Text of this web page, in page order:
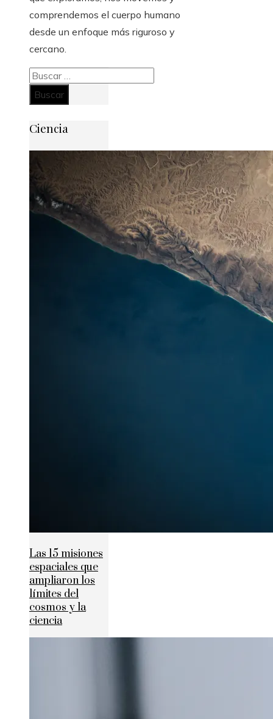
comprendemos el cuerpo humano
desde un enfoque más riguroso y
cercano.
Buscar:
Ciencia
Las 15 misiones
espaciales que
ampliaron los
límites del
cosmos y la
ciencia